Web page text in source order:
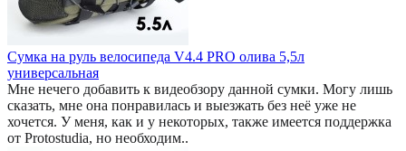
Сумка на руль велосипеда V4.4 PRO олива 5,5л
универсальная
Мне нечего добавить к видеобзору данной сумки. Могу лишь
сказать, мне она понравилась и выезжать без неё уже не
хочется. У меня, как и у некоторых, также имеется поддержка
от Protostudia, но необходим..